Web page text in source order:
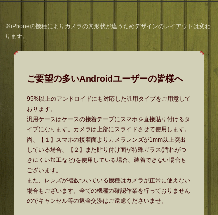
※iPhoneの機種によりカメラの穴形状が違うためデザインのレイアウトは変わ
ります。
ご要望の多いAndroidユーザーの皆様へ
95%以上のアンドロイドにも対応した汎用タイプをご用意して
おります。
汎用ケースはケースの接着テープにスマホを直接貼り付けるタ
イプになります。カメラは上部にスライドさせて使用します。
尚、【１】スマホの接着面よりカメラレンズが1mm以上突出
している場合、【２】また貼り付け面が特殊ガラス(汚れがつ
きにくい加工など)を使用している場合、装着できない場合も
ございます。
また、レンズが複数ついている機種はカメラが正常に使えない
場合もございます。全ての機種の確認作業を行っておりません
のでキャンセル等の返金交渉はご遠慮くださいませ。